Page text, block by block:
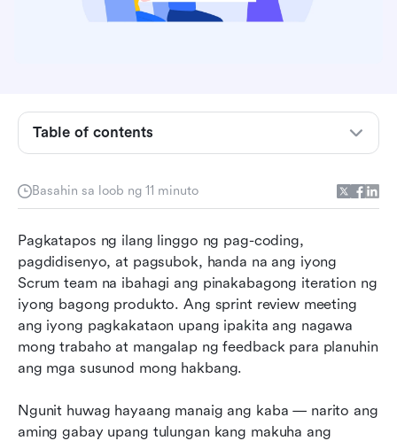
Basahin sa loob ng 11 minuto
Pagkatapos ng ilang linggo ng pag-coding,
pagdidisenyo, at pagsubok, handa na ang iyong
Scrum team na ibahagi ang pinakabagong iteration ng
iyong bagong produkto. Ang sprint review meeting
ang iyong pagkakataon upang ipakita ang nagawa
mong trabaho at mangalap ng feedback para planuhin
ang mga susunod mong hakbang.
Ngunit huwag hayaang manaig ang kaba — narito ang
aming gabay upang tulungan kang makuha ang
Table of contents
Ano ang sprint review meeting?
Para saan ang mga pagpupulong ng sprint
Sino ang kasali sa isang pulong para sa
Sprint review meeting pinakamahusay na mga
kasanayan para sa Scrum Masters at Product
Owners
Mga bagay na HUWAG gawin sa iyong susunod
na pagpupulong para sa sprint review
mga pagpupulong ng sprint review